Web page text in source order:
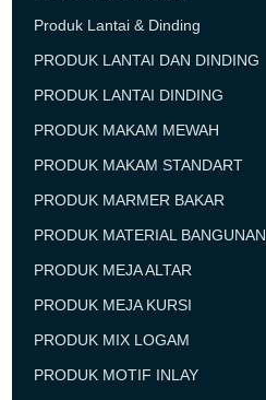
Produk Lantai & Dinding
PRODUK LANTAI DAN DINDING
PRODUK LANTAI DINDING
PRODUK MAKAM MEWAH
PRODUK MAKAM STANDART
PRODUK MARMER BAKAR
PRODUK MATERIAL BANGUNAN
PRODUK MEJA ALTAR
PRODUK MEJA KURSI
PRODUK MIX LOGAM
PRODUK MOTIF INLAY